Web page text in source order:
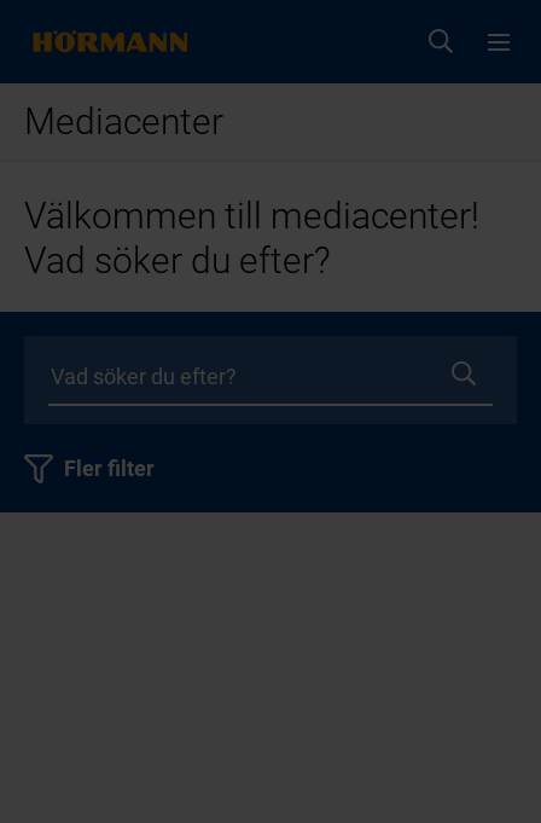
Mediacenter
Välkommen till mediacenter!
Vad söker du efter?
Fler filter